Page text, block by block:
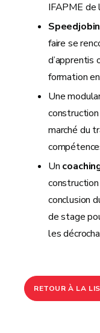
IFAPME de
faire se
d’apprentis
formation
Une
marché du
Un
conclusion
de stage
les
RETOUR À LA